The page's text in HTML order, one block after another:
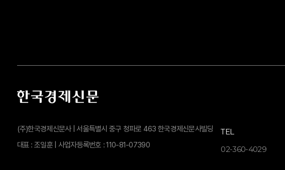
(주)한국경제신문사 | 서울특별시 중구 청파로 463 한국경제신문사빌딩
대표 : 조일훈 | 사업자등록번호 : 110-81-07390
TEL
02-360-4029